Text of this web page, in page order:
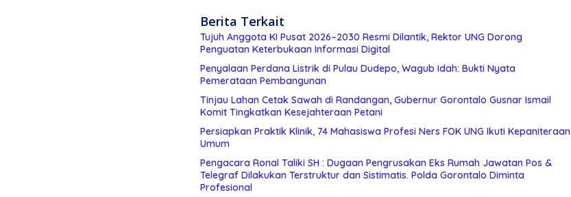
Berita Terkait
Tujuh Anggota KI Pusat 2026–2030 Resmi Dilantik, Rektor UNG Dorong
Penguatan Keterbukaan Informasi Digital
Penyalaan Perdana Listrik di Pulau Dudepo, Wagub Idah: Bukti Nyata
Pemerataan Pembangunan
Tinjau Lahan Cetak Sawah di Randangan, Gubernur Gorontalo Gusnar Ismail
Komit Tingkatkan Kesejahteraan Petani
Persiapkan Praktik Klinik, 74 Mahasiswa Profesi Ners FOK UNG Ikuti Kepaniteraan
Umum
Pengacara Ronal Taliki SH : Dugaan Pengrusakan Eks Rumah Jawatan Pos &
Telegraf Dilakukan Terstruktur dan Sistimatis. Polda Gorontalo Diminta
Profesional